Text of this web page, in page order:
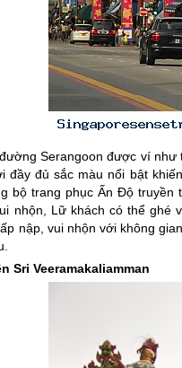
Serangoon được ví
đầy đủ sắc màu nổi bật
bộ trang phục Ấn Độ truyền
nhộn, Lữ khách có thể ghé
nập, vui nhộn với không
Sri Veeramakaliamman